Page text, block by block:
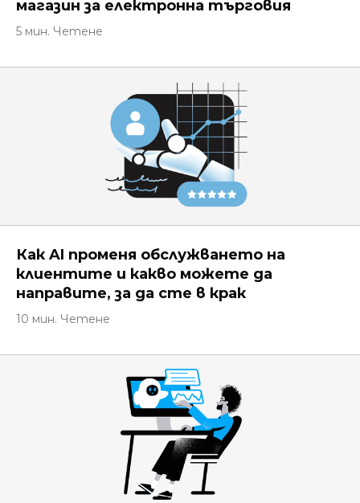
магазин за електронна търговия
5 мин. Четене
Как AI променя обслужването на
клиентите и какво можете да
направите, за да сте в крак
10 мин. Четене